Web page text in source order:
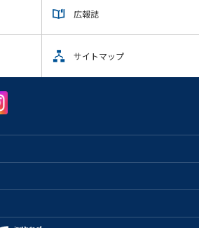
広報誌
サイトマップ